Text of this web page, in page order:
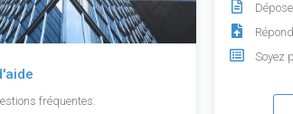
fréquentes.
Soyez